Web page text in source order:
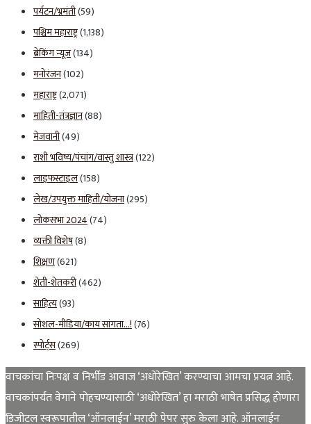
पर्यटन/भ्रमंती(59)
पश्चिम महाराष्ट्र(1,138)
ब्रेकिंग न्यूज(134)
मनोरंजन(102)
महाराष्ट्र(2,071)
माहिती-तंत्रज्ञान(88)
मेजवानी(49)
राशी भविष्य/पंचांग/वास्तु शास्त्र(122)
लाइफस्टाइल(158)
लेख/उपयुक्त माहिती/योजना(295)
लोकसभा 2024(74)
व्यक्ती विशेष(8)
शिक्षण(621)
शेती-शेतकरी(462)
साहित्य(93)
सोशल-मीडिया/काय सांगता…!(76)
स्पोर्ट्स(269)
वाचकांचा निःपक्ष व निर्भीड आवाज ‘अधोरेखित’ करण्याचा आमचा प्रयत्न आहे.
वाचकांपर्यंत वेगाने पोहचण्यासाठी ‘अधोरेखित’ हा मराठी भाषेत प्रसिद्ध होणारा
डिजीटल स्वरूपातील ‘ऑनलाईन’ मराठी पेपर सुरु केला आहे. ऑनलाईन